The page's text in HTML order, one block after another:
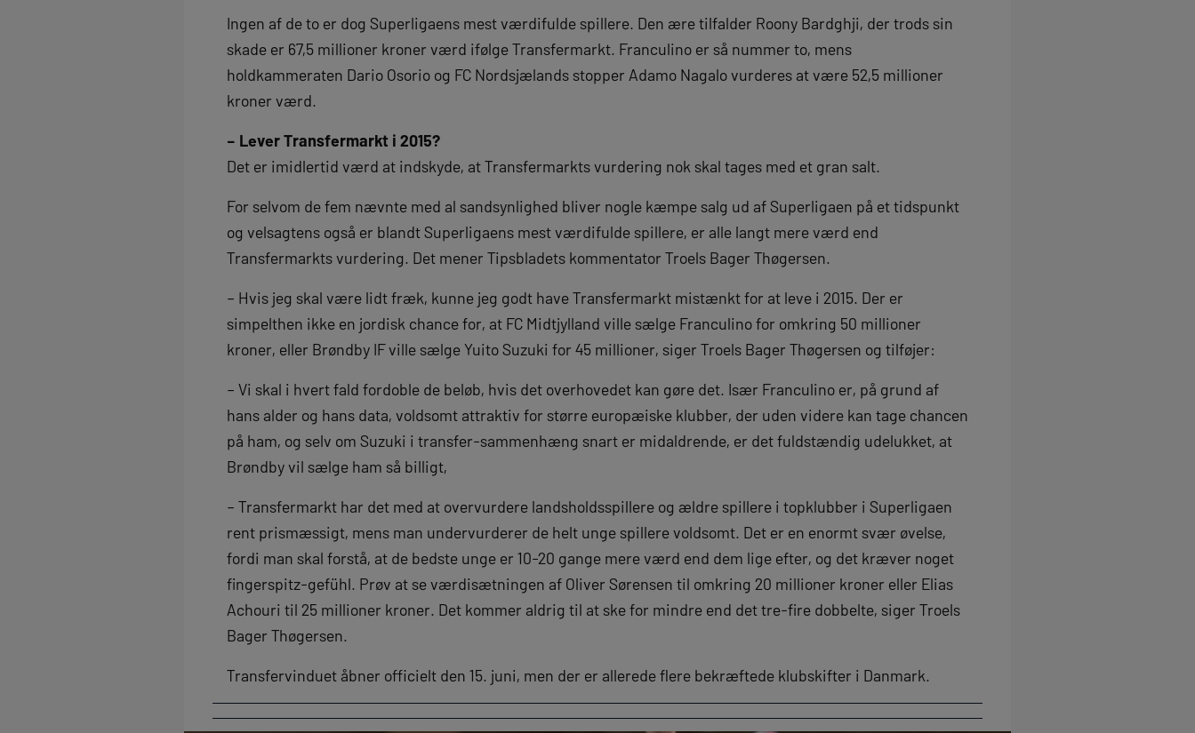
Ingen af de to er dog Superligaens mest værdifulde spillere. Den ære tilfalder Roony Bardghji, der trods sin
skade er 67,5 millioner kroner værd ifølge Transfermarkt. Franculino er så nummer to, mens
holdkammeraten Dario Osorio og FC Nordsjælands stopper Adamo Nagalo vurderes at være 52,5 millioner
kroner værd.
– Lever Transfermarkt i 2015?
Det er imidlertid værd at indskyde, at Transfermarkts vurdering nok skal tages med et gran salt.
For selvom de fem nævnte med al sandsynlighed bliver nogle kæmpe salg ud af Superligaen på et tidspunkt
og velsagtens også er blandt Superligaens mest værdifulde spillere, er alle langt mere værd end
Transfermarkts vurdering. Det mener Tipsbladets kommentator Troels Bager Thøgersen.
– Hvis jeg skal være lidt fræk, kunne jeg godt have Transfermarkt mistænkt for at leve i 2015. Der er
simpelthen ikke en jordisk chance for, at FC Midtjylland ville sælge Franculino for omkring 50 millioner
kroner, eller Brøndby IF ville sælge Yuito Suzuki for 45 millioner, siger Troels Bager Thøgersen og tilføjer:
– Vi skal i hvert fald fordoble de beløb, hvis det overhovedet kan gøre det. Især Franculino er, på grund af
hans alder og hans data, voldsomt attraktiv for større europæiske klubber, der uden videre kan tage chancen
på ham, og selv om Suzuki i transfer-sammenhæng snart er midaldrende, er det fuldstændig udelukket, at
Brøndby vil sælge ham så billigt,
– Transfermarkt har det med at overvurdere landsholdsspillere og ældre spillere i topklubber i Superligaen
rent prismæssigt, mens man undervurderer de helt unge spillere voldsomt. Det er en enormt svær øvelse,
fordi man skal forstå, at de bedste unge er 10-20 gange mere værd end dem lige efter, og det kræver noget
fingerspitz-gefühl. Prøv at se værdisætningen af Oliver Sørensen til omkring 20 millioner kroner eller Elias
Achouri til 25 millioner kroner. Det kommer aldrig til at ske for mindre end det tre-fire dobbelte, siger Troels
Bager Thøgersen.
Transfervinduet åbner officielt den 15. juni, men der er allerede flere bekræftede klubskifter i Danmark.